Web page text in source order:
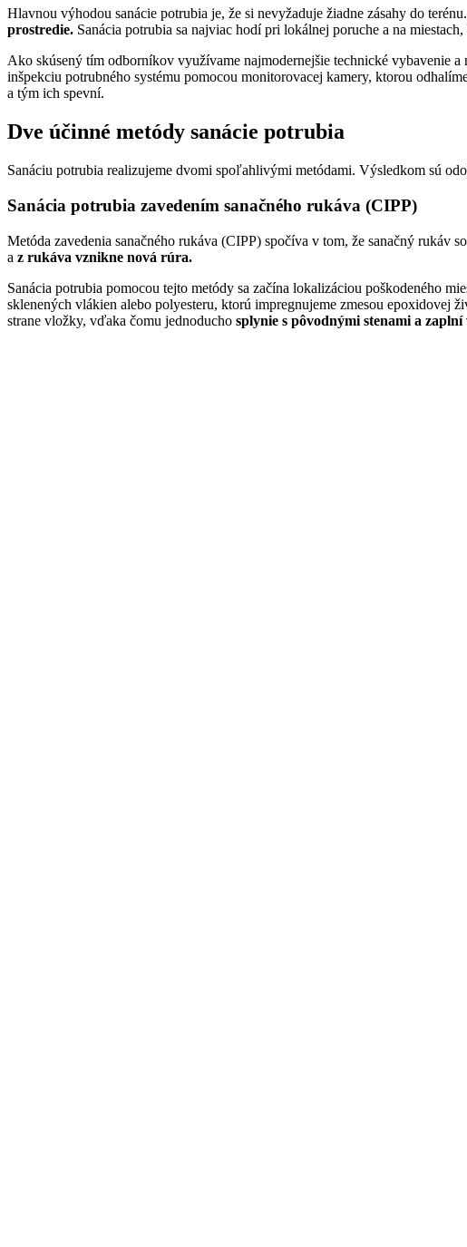
Hlavnou výhodou sanácie potrubia je, že si nevyžaduje žiadne zásahy do
prostredie. Sanácia potrubia sa najviac hodí pri lokálnej poruche a na
Ako skúsený tím odborníkov využívame najmodernejšie technické vybavenie a
inšpekciu potrubného systému pomocou monitorovacej kamery, ktorou
a tým ich spevní.
Dve účinné metódy sanácie potrubia
Sanáciu potrubia realizujeme dvomi spoľahlivými metódami. Výsledkom sú
Sanácia potrubia zavedením sanačného rukáva (CIPP)
Metóda zavedenia sanačného rukáva (CIPP) spočíva v tom, že sanačný
a z rukáva vznikne nová rúra.
Sanácia potrubia pomocou tejto metódy sa začína lokalizáciou poškodeného
sklenených vlákien alebo polyesteru, ktorú impregnujeme zmesou epoxidovej
strane vložky, vďaka čomu jednoducho splynie s pôvodnými stenami a zaplní